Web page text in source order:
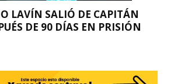
LAVÍN SALIÓ DE CAPITÁN
DE 90 DÍAS EN PRISIÓN